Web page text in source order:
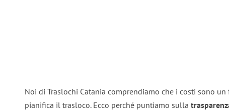
Noi di Traslochi Catania comprendiamo che i costi sono
pianifica il trasloco. Ecco perché puntiamo sulla